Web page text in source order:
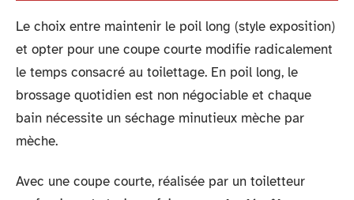
Le choix entre maintenir le poil long (style exposition)
et opter pour une coupe courte modifie radicalement
le temps consacré au toilettage. En poil long, le
brossage quotidien est non négociable et chaque
bain nécessite un séchage minutieux mèche par
mèche.
Avec une coupe courte, réalisée par un toiletteur